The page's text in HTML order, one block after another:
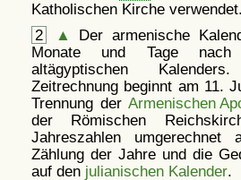
Katholischen Kirche verwendet.
2
▲
Der armenische
Monate und Tage
altägyptischen
Zeitrechnung beginnt am 11.
Trennung derArmenischen
der Römischen
Jahreszahlen umgerechnet
Zählung der Jahre und die
auf den julianischen Kalender.